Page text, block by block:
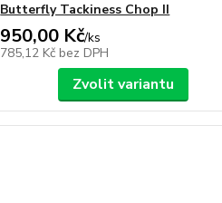
Butterfly Tackiness Chop II
950,00 Kč/ks
785,12 Kč bez DPH
Zvolit variantu